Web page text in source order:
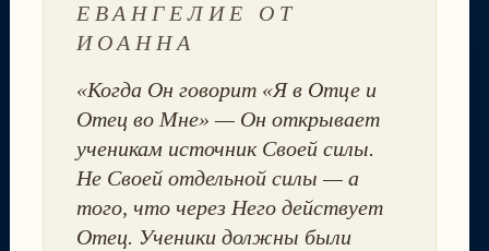
ЕВАНГЕЛИЕ ОТ
ИОАННА
«Когда Он говорит «Я в Отце и
Отец во Мне» — Он открывает
ученикам источник Своей силы.
Не Своей отдельной силы — а
того, что через Него действует
Отец. Ученики должны были